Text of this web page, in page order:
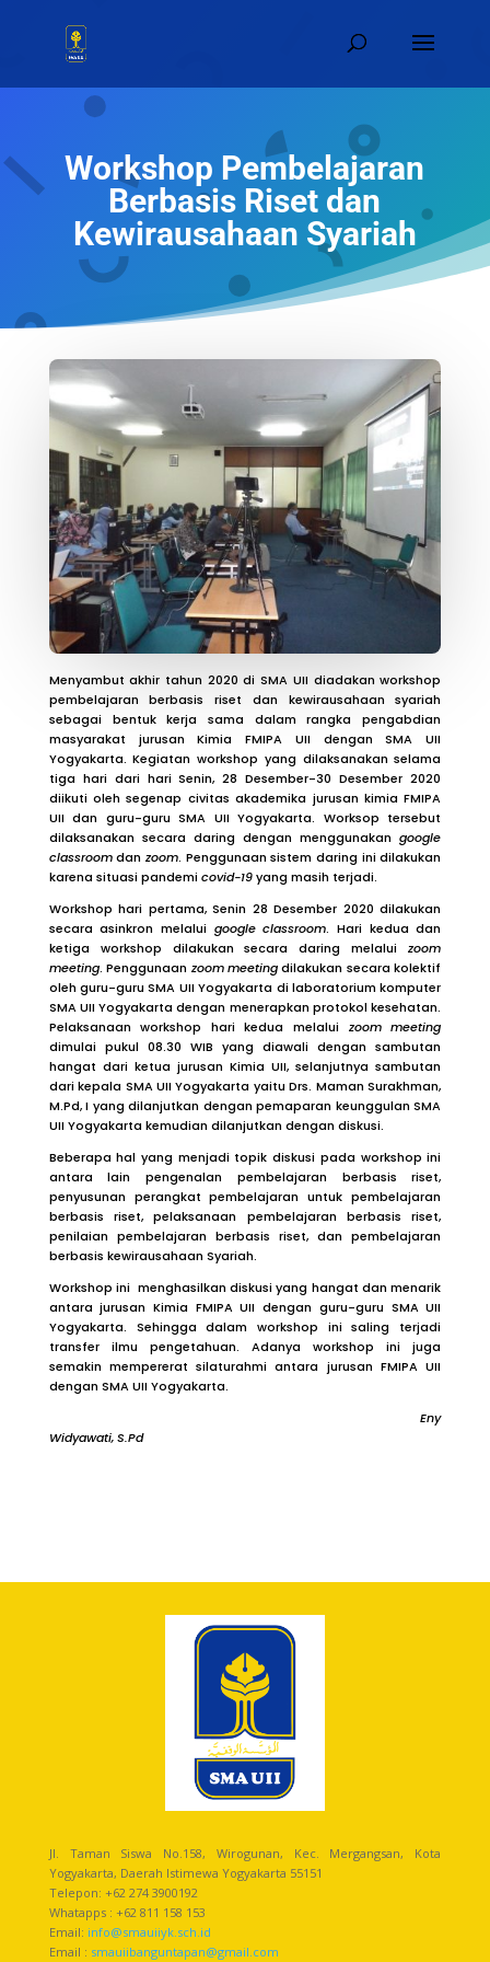
Workshop Pembelajaran
Berbasis Riset dan
Kewirausahaan Syariah
Menyambut akhir tahun 2020 di SMA UII diadakan workshop
pembelajaran berbasis riset dan kewirausahaan syariah
sebagai bentuk kerja sama dalam rangka pengabdian
masyarakat jurusan Kimia FMIPA UII dengan SMA UII
Yogyakarta. Kegiatan workshop yang dilaksanakan selama
tiga hari dari hari Senin, 28 Desember-30 Desember 2020
diikuti oleh segenap civitas akademika jurusan kimia FMIPA
UII dan guru-guru SMA UII Yogyakarta. Worksop tersebut
dilaksanakan secara daring dengan menggunakangoogle
classroomdanzoom. Penggunaan sistem daring ini dilakukan
karena situasi pandemi covid-19yang masih terjadi.
Workshop hari pertama, Senin 28 Desember 2020 dilakukan
secara asinkron melalui google classroom. Hari kedua dan
ketiga workshop dilakukan secara daring melaluizoom
meeting. Penggunaan zoom meetingdilakukan secara kolektif
oleh guru-guru SMA UII Yogyakarta di laboratorium komputer
SMA UII Yogyakarta dengan menerapkan protokol kesehatan.
Pelaksanaan workshop hari kedua melalui zoom meeting
dimulai pukul 08.30 WIB yang diawali dengan sambutan
hangat dari ketua jurusan Kimia UII, selanjutnya sambutan
dari kepala SMA UII Yogyakarta yaitu Drs. Maman Surakhman,
M.Pd, I yang dilanjutkan dengan pemaparan keunggulan SMA
UII Yogyakarta kemudian dilanjutkan dengan diskusi.
Beberapa hal yang menjadi topik diskusi pada workshop ini
antara lain pengenalan pembelajaran berbasis riset,
penyusunan perangkat pembelajaran untuk pembelajaran
berbasis riset, pelaksanaan pembelajaran berbasis riset,
penilaian pembelajaran berbasis riset, dan pembelajaran
berbasis kewirausahaan Syariah.
Workshop ini menghasilkan diskusi yang hangat dan menarik
antara jurusan Kimia FMIPA UII dengan guru-guru SMA UII
Yogyakarta. Sehingga dalam workshop ini saling terjadi
transfer ilmu pengetahuan. Adanya workshop ini juga
semakin mempererat silaturahmi antara jurusan FMIPA UII
dengan SMA UII Yogyakarta.
Eny
Widyawati, S.Pd
Jl. Taman Siswa No.158, Wirogunan, Kec. Mergangsan, Kota
Yogyakarta, Daerah Istimewa Yogyakarta 55151
Telepon: +62 274 3900192
Whatapps : +62 811 158 153
Email: info@smauiiyk.sch.id
Email : smauiibanguntapan@gmail.com